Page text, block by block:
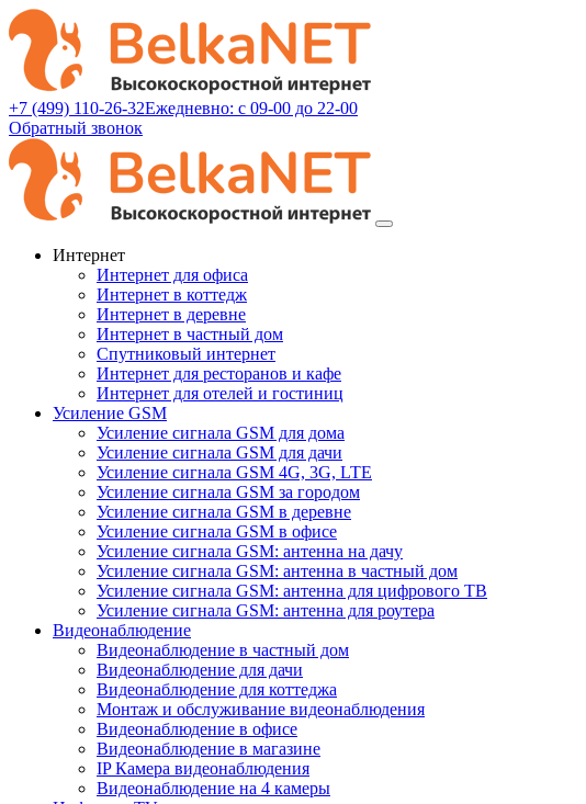
+7 (499) 110-26-32Ежедневно: с 09-00 до 22-00
Обратный звонок
Интернет
Интернет для офиса
Интернет в коттедж
Интернет в деревне
Интернет в частный дом
Спутниковый интернет
Интернет для ресторанов и кафе
Интернет для отелей и гостиниц
Усиление GSM
Усиление сигнала GSM для дома
Усиление сигнала GSM для дачи
Усиление сигнала GSM 4G, 3G, LTE
Усиление сигнала GSM за городом
Усиление сигнала GSM в деревне
Усиление сигнала GSM в офисе
Усиление сигнала GSM: антенна на дачу
Усиление сигнала GSM: антенна в частный дом
Усиление сигнала GSM: антенна для цифрового ТВ
Усиление сигнала GSM: антенна для роутера
Видеонаблюдение
Видеонаблюдение в частный дом
Видеонаблюдение для дачи
Видеонаблюдение для коттеджа
Монтаж и обслуживание видеонаблюдения
Видеонаблюдение в офисе
Видеонаблюдение в магазине
IP Камера видеонаблюдения
Видеонаблюдение на 4 камеры